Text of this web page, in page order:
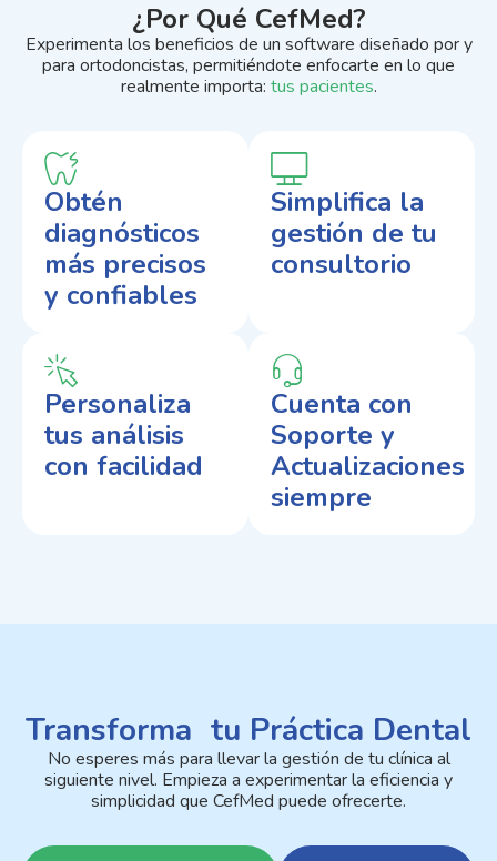
¿Por Qué CefMed?
Experimenta los beneficios de un software diseñado por y
para ortodoncistas, permitiéndote enfocarte en lo que
realmente importa: tus pacientes.
Obtén
diagnósticos
más precisos
y confiables
Simplifica la
gestión de tu
consultorio
Personaliza
tus análisis
con facilidad
Cuenta con
Soporte y
Actualizaciones
siempre
Transforma tu Práctica Dental​
No esperes más para llevar la gestión de tu clínica al
siguiente nivel. Empieza a experimentar la eficiencia y
simplicidad que CefMed puede ofrecerte.